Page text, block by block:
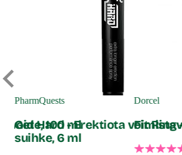
100 ml
PharmQuests
Get Hard - Erektiota
suihke, 6 ml
Dorcel
Fit Ring